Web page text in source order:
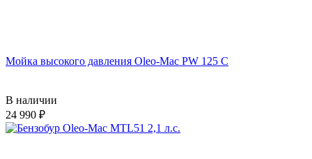
Мойка высокого давления Oleo-Mac PW 125 C
В наличии
24 990